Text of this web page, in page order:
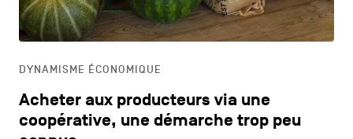
DYNAMISME ÉCONOMIQUE
Acheter aux producteurs via une
coopérative, une démarche trop peu